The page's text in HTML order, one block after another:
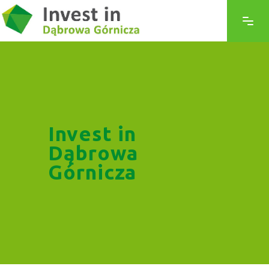
Invest in
Dąbrowa
Górnicza